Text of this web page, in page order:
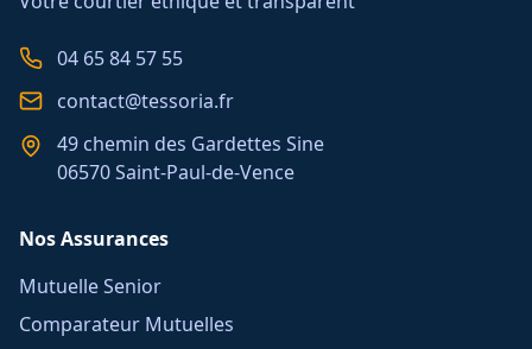
04 65 84 57 55
contact@tessoria.fr
49 chemin des Gardettes Sine
06570 Saint-Paul-de-Vence
Nos Assurances
Mutuelle Senior
Comparateur Mutuelles